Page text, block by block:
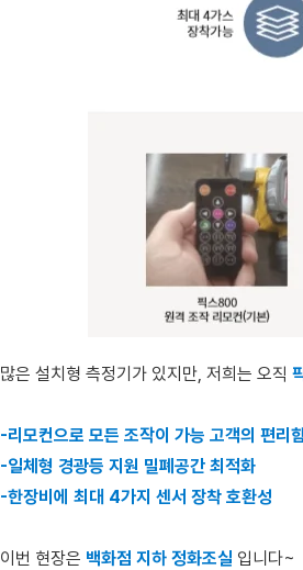
많은 설치형 측정기가 있지만, 저희는 오직
-리모컨으로 모든 조작이 가능 고객의 편리
-일체형 경광등 지원 밀폐공간 최적화
-한장비에 최대 4가지 센서 장착 호환성
이번 현장은 백화점 지하 정화조실 입니다~